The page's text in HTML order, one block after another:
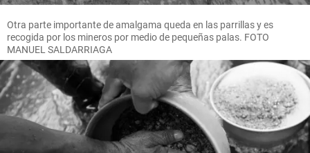
Otra parte importante de amalgama queda en las parrillas y es
recogida por los mineros por medio de pequeñas palas. FOTO
MANUEL SALDARRIAGA